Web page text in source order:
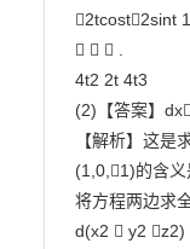
2tcost2sint
   .
4t2 2t 4t3
(2)【答案】
【解析】这是
(1,0,1)的含义
将方程两边求
d(x2  y2 z2)